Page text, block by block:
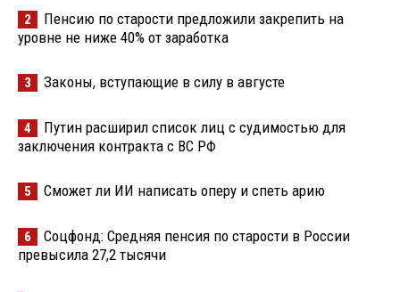
2
Пенсию по старости предложили закрепить на
уровне не ниже 40% от заработка
3 Законы, вступающие в силу в августе
4
Путин расширил список лиц с судимостью для
заключения контракта с ВС РФ
5 Сможет ли ИИ написать оперу и спеть арию
6
Соцфонд: Средняя пенсия по старости в России
превысила 27,2 тысячи